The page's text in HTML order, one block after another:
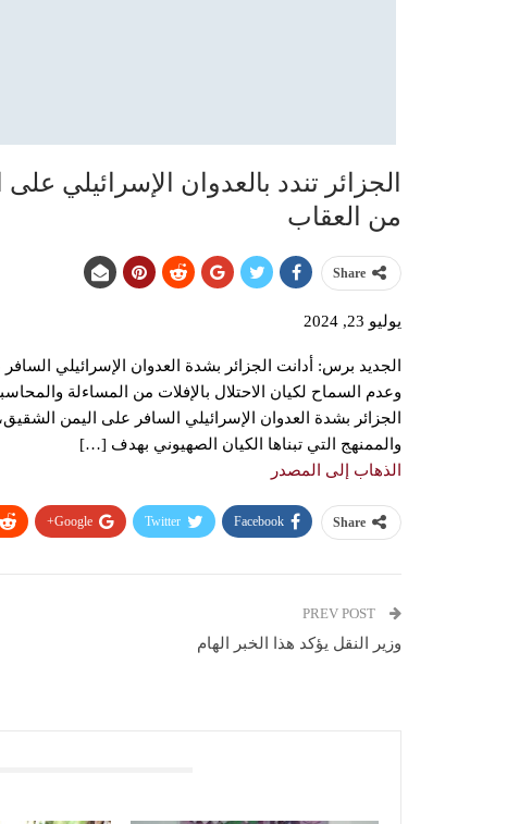
الجزائر تندد بالعدوان الإسرائيلي
من العقاب
Share
يوليو 23, 2024
الجديد برس: أدانت الجزائر بشدة العدوان الإسرائيلي
وعدم السماح لكيان الاحتلال بالإفلات من المساءلة
الجزائر بشدة العدوان الإسرائيلي السافر على اليمن
والممنهج التي تبناها الكيان الصهيوني بهدف […]
الذهاب إلى المصدر
Share
Facebook
Twitter
Google+
وزير النقل يؤكد هذا الخبر الهام